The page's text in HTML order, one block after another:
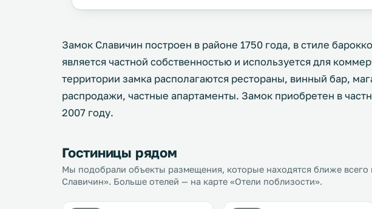
Замок Славичин построен в районе 1750 года, в стиле
является частной собственностью и используется для
территории замка располагаются рестораны, винный бар,
распродажи, частные апартаменты. Замок приобретен в
2007 году.
Гостиницы рядом
Мы подобрали объекты размещения, которые находятся ближе всего
Славичин». Больше отелей — на карте «Отели поблизости».